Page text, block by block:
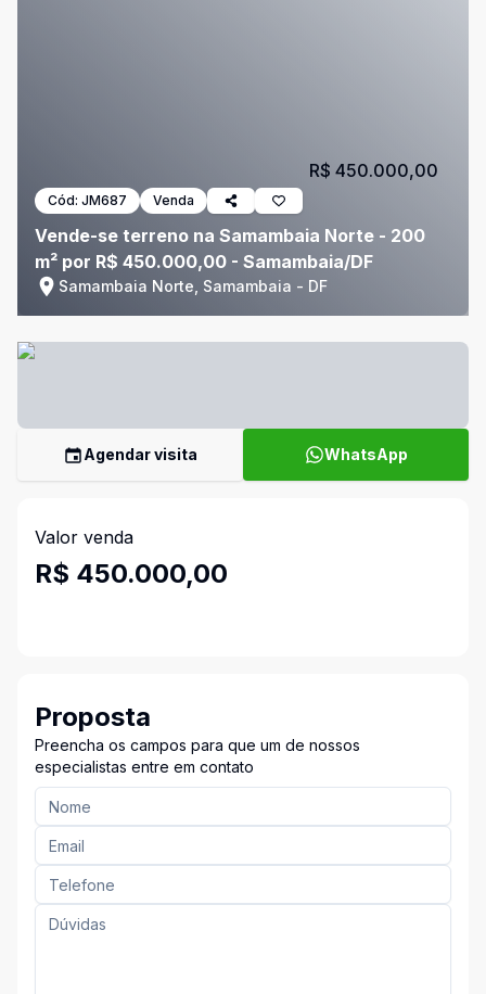
Cód: JM687 Venda
Vende-se terreno na Samambaia Norte - 200
m² por R$ 450.000,00 - Samambaia/DF
Samambaia Norte, Samambaia - DF
R$ 450.000,00
Agendar visita WhatsApp
Valor venda
R$ 450.000,00
Proposta
Preencha os campos para que um de nossos
especialistas entre em contato